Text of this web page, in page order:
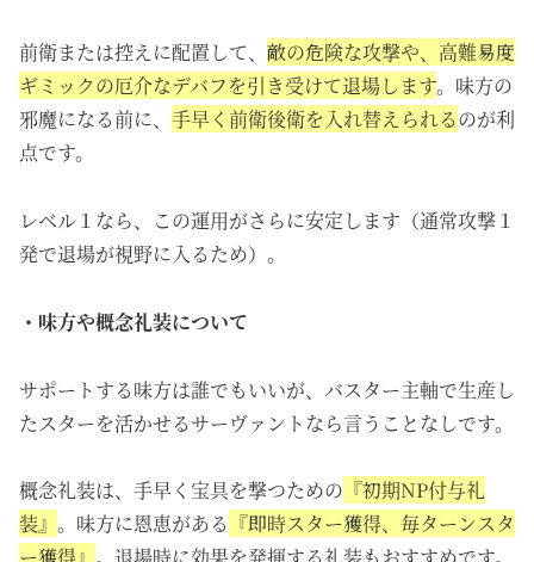
前衛または控えに配置して、 敵の危険な攻撃や、高難易度
ギミックの厄介なデバフを引き受けて退場します。味方の
邪魔になる前に、 手早く前衛後衛を入れ替えられるのが利
点です。
レベル１なら、この運用がさらに安定します（通常攻撃１
発で退場が視野に入るため）。
・味方や概念礼装について
サポートする味方は誰でもいいが、バスター主軸で生産し
たスターを活かせるサーヴァントなら言うことなしです。
概念礼装は、手早く宝具を撃つための 『初期NP付与礼
装』 。味方に恩恵がある 『即時スター獲得、毎ターンスタ